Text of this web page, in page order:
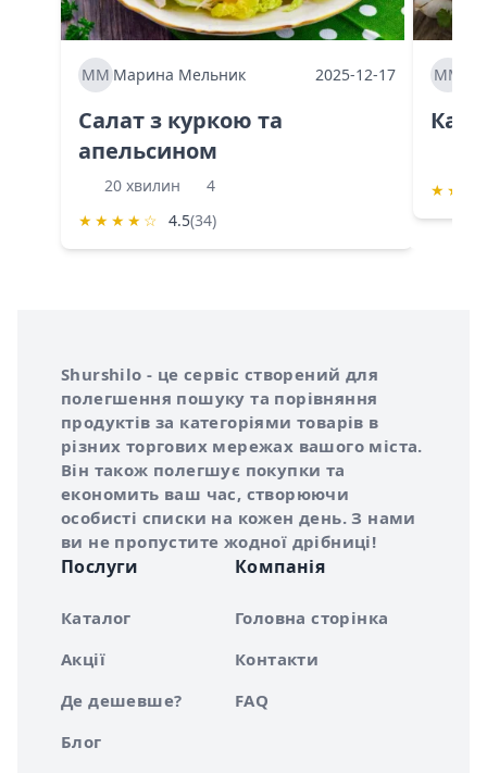
ММ Марина Мельник 2025-12-17
Салат з куркою та
апельсином
20 хвилин
4
★ ★ ★ ★ ☆ 4.5(34)
ММ
★ ★
Про сервіс Shurshilo
Shurshilo - це сервіс створений для
полегшення пошуку та порівняння
продуктів за категоріями товарів в
різних торгових мережах вашого міста.
Він також полегшує покупки та
економить ваш час, створюючи
особисті списки на кожен день. З нами
ви не пропустите жодної дрібниці!
Послуги
Каталог
Акції
Де дешевше?
Блог
Компанія
Головна сторінка
Контакти
FAQ